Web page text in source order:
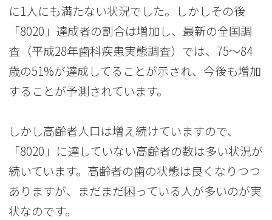
に1人にも満たない状況でした。しかしその後
「8020」達成者の割合は増加し、最新の全国調
査（平成28年歯科疾患実態調査）では、75～84
歳の51%が達成してることが示され、今後も増加
することが予測されています。
しかし高齢者人口は増え続けていますので、
「8020」に達していない高齢者の数は多い状況が
続いています。高齢者の歯の状態は良くなりつつ
ありますが、まだまだ困っている人が多いのが実
状なのです。